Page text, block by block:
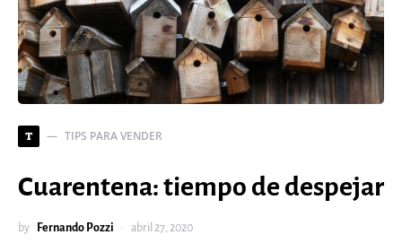
T TIPS PARA VENDER
Cuarentena: tiempo de despejar
by Fernando Pozzi abril 27, 2020